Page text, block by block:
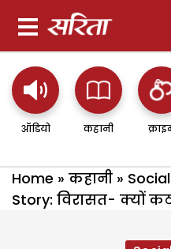
ऑडियो कहानी
Home » कहानी »
Story: विरासत- क्यों